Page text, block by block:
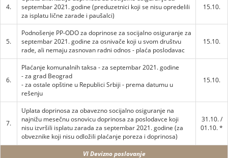
4.
septembar 2021. godine (preduzetnici koji se nisu opredelili
za isplatu lične zarade i paušalci)
15.10.
5.
Podnošenje PP-ODO za doprinose za socijalno osiguranje za
septembar 2021. godine za osnivače koji u svom društvu
rade, ali nemaju zasnovan radni odnos - plaća poslodavac
15.10.
6.
Plaćanje komunalnih taksa - za septembar 2021. godine
- za grad Beograd
- za ostale opštine u Republici Srbiji - prema datumu u
rešenju
15.10.
7.
Uplata doprinosa za obavezno socijalno osiguranje na
najnižu mesečnu osnovicu doprinosa za poslodavce koji
nisu izvršili isplatu zarada za septembar 2021. godine (za
obveznike koji nisu odložili plaćanje poreza i doprinosa)
31.10. /
01.10. *
VI Devizno poslovanje